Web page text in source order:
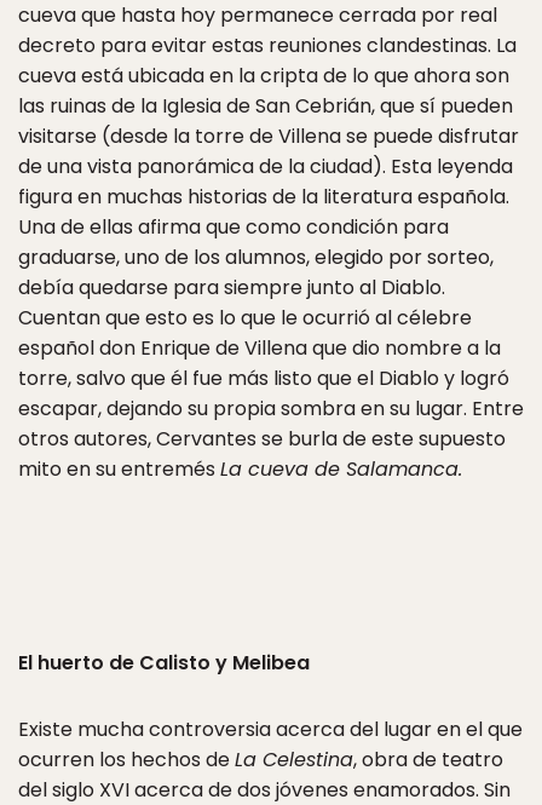
cueva que hasta hoy permanece cerrada por real
decreto para evitar estas reuniones clandestinas. La
cueva está ubicada en la cripta de lo que ahora son
las ruinas de la Iglesia de San Cebrián, que sí pueden
visitarse (desde la torre de Villena se puede disfrutar
de una vista panorámica de la ciudad). Esta leyenda
figura en muchas historias de la literatura española.
Una de ellas afirma que como condición para
graduarse, uno de los alumnos, elegido por sorteo,
debía quedarse para siempre junto al Diablo.
Cuentan que esto es lo que le ocurrió al célebre
español don Enrique de Villena que dio nombre a la
torre, salvo que él fue más listo que el Diablo y logró
escapar, dejando su propia sombra en su lugar. Entre
otros autores, Cervantes se burla de este supuesto
mito en su entremés La cueva de Salamanca.
El huerto de Calisto y Melibea
Existe mucha controversia acerca del lugar en el que
ocurren los hechos deLa Celestina, obra de teatro
del siglo XVI acerca de dos jóvenes enamorados. Sin